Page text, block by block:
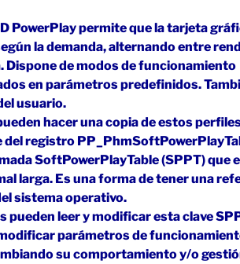
PowerPlay permite que la tarjeta
la demanda, alternando entre
Dispone de modos de funcionamiento
en parámetros predefinidos.
usuario.
hacer una copia de estos
del registro
SoftPowerPlayTable (SPPT) que
larga. Es una forma de tener una
sistema operativo.
pueden leer y modificar esta clave
parámetros de
su comportamiento y/o